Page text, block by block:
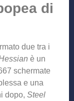
di
due tra i
è un
schermate
e una
dopo, Steel